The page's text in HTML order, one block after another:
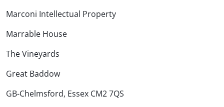
Marconi Intellectual Property
Marrable House
The Vineyards
Great Baddow
GB-Chelmsford, Essex CM2 7QS